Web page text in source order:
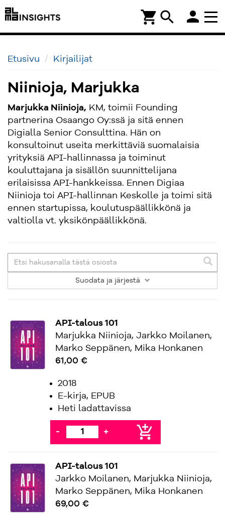
search
shopping_cart person
Etusivu Kirjailijat
Niinioja, Marjukka
Marjukka Niinioja, KM, toimii Founding
partnerina Osaango Oy:ssä ja sitä ennen
Digialla Senior Consulttina. Hän on
konsultoinut useita merkittäviä suomalaisia
yrityksiä API-hallinnassa ja toiminut
kouluttajana ja sisällön suunnittelijana
erilaisissa API-hankkeissa. Ennen Digiaa
Niinioja toi API-hallinnan Keskolle ja toimi sitä
ennen startupissa, koulutuspäällikkönä ja
valtiolla vt. yksikönpäällikkönä.
Suodata ja järjestä
API-talous 101
Marjukka Niinioja, Jarkko Moilanen,
Marko Seppänen, Mika Honkanen
61,00 €
2018
E-kirja, EPUB
Heti ladattavissa
- + add_shopping_cart
API-talous 101
Jarkko Moilanen, Marjukka Niinioja,
Marko Seppänen, Mika Honkanen
69,00 €